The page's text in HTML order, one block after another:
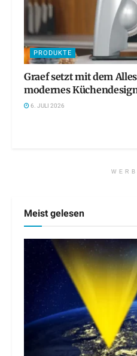
PRODUKTE
Graef setzt mit dem
modernes
6. JULI 2026
Meist gelesen